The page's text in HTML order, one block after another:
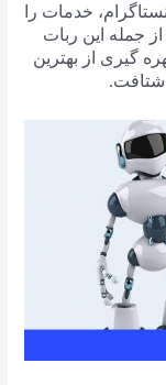
خدمات را
جمله این ربات
گیری از بهترین
شتافت.